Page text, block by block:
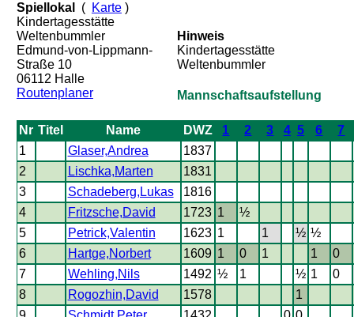
Spiellokal
( Karte)
Kindertagesstätte
Weltenbummler
Edmund-von-Lippmann-
Straße 10
06112 Halle
Routenplaner
Hinweis
Kindertagesstätte
Weltenbummler
Mannschaftsaufstellung
Nr Titel Name DWZ 1 2 3 4 5 6
7
1
Glaser,Andrea
1837
2
Lischka,Marten
1831
3
Schadeberg,Lukas
1816
4
Fritzsche,David 1723 1
½
5
Petrick,Valentin 1623 1 1 ½ ½
6
Hartge,Norbert 1609 1 0 1 1
0
7
Wehling,Nils 1492 ½ 1 ½ 1
0
8
Rogozhin,David 1578
1